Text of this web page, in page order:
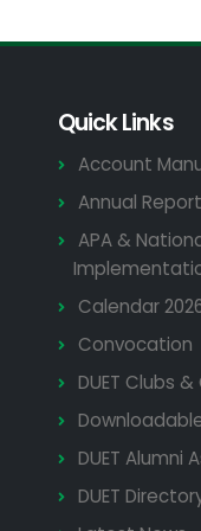
Quick Links
Account
Annual Report
APA &
Calendar
Convocation
DUET Clubs
DUET Alumni
DUET